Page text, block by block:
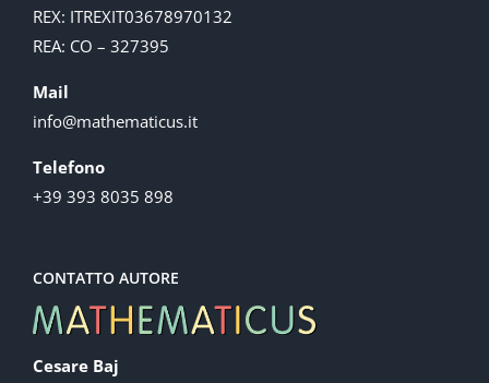
REX: ITREXIT03678970132
REA: CO – 327395
Mail
info@mathematicus.it
Telefono
+39 393 8035 898
CONTATTO AUTORE
Cesare Baj